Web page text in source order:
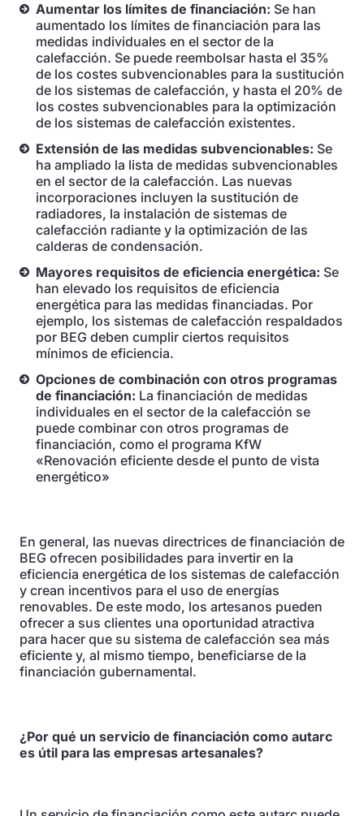
Aumentar los límites de financiación: Se han
aumentado los límites de financiación para las
medidas individuales en el sector de la
calefacción. Se puede reembolsar hasta el 35%
de los costes subvencionables para la sustitución
de los sistemas de calefacción, y hasta el 20% de
los costes subvencionables para la optimización
de los sistemas de calefacción existentes.
Extensión de las medidas subvencionables: Se
ha ampliado la lista de medidas subvencionables
en el sector de la calefacción. Las nuevas
incorporaciones incluyen la sustitución de
radiadores, la instalación de sistemas de
calefacción radiante y la optimización de las
calderas de condensación.
Mayores requisitos de eficiencia energética: Se
han elevado los requisitos de eficiencia
energética para las medidas financiadas. Por
ejemplo, los sistemas de calefacción respaldados
por BEG deben cumplir ciertos requisitos
mínimos de eficiencia.
Opciones de combinación con otros programas
de financiación: La financiación de medidas
individuales en el sector de la calefacción se
puede combinar con otros programas de
financiación, como el programa KfW
«Renovación eficiente desde el punto de vista
energético»
En general, las nuevas directrices de financiación de
BEG ofrecen posibilidades para invertir en la
eficiencia energética de los sistemas de calefacción
y crean incentivos para el uso de energías
renovables. De este modo, los artesanos pueden
ofrecer a sus clientes una oportunidad atractiva
para hacer que su sistema de calefacción sea más
eficiente y, al mismo tiempo, beneficiarse de la
financiación gubernamental.
¿Por qué un servicio de financiación como autarc
es útil para las empresas artesanales?